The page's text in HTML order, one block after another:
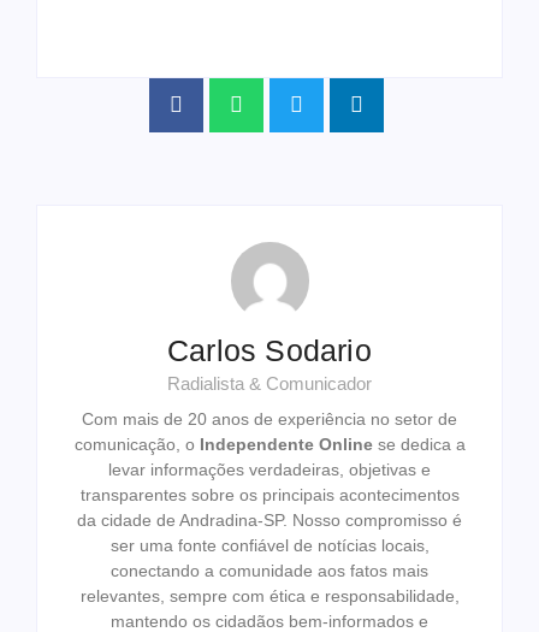
Carlos Sodario
Radialista & Comunicador
Com mais de 20 anos de experiência no setor de
comunicação, o Independente Onlinese dedica a
levar informações verdadeiras, objetivas e
transparentes sobre os principais acontecimentos
da cidade de Andradina-SP. Nosso compromisso é
ser uma fonte confiável de notícias locais,
conectando a comunidade aos fatos mais
relevantes, sempre com ética e responsabilidade,
mantendo os cidadãos bem-informados e